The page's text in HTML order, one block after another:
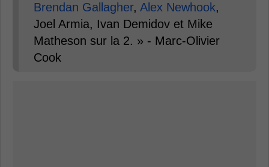
Brendan Gallagher, Alex Newhook,
Joel Armia, Ivan Demidov et Mike
Matheson sur la 2. » - Marc-Olivier
Cook